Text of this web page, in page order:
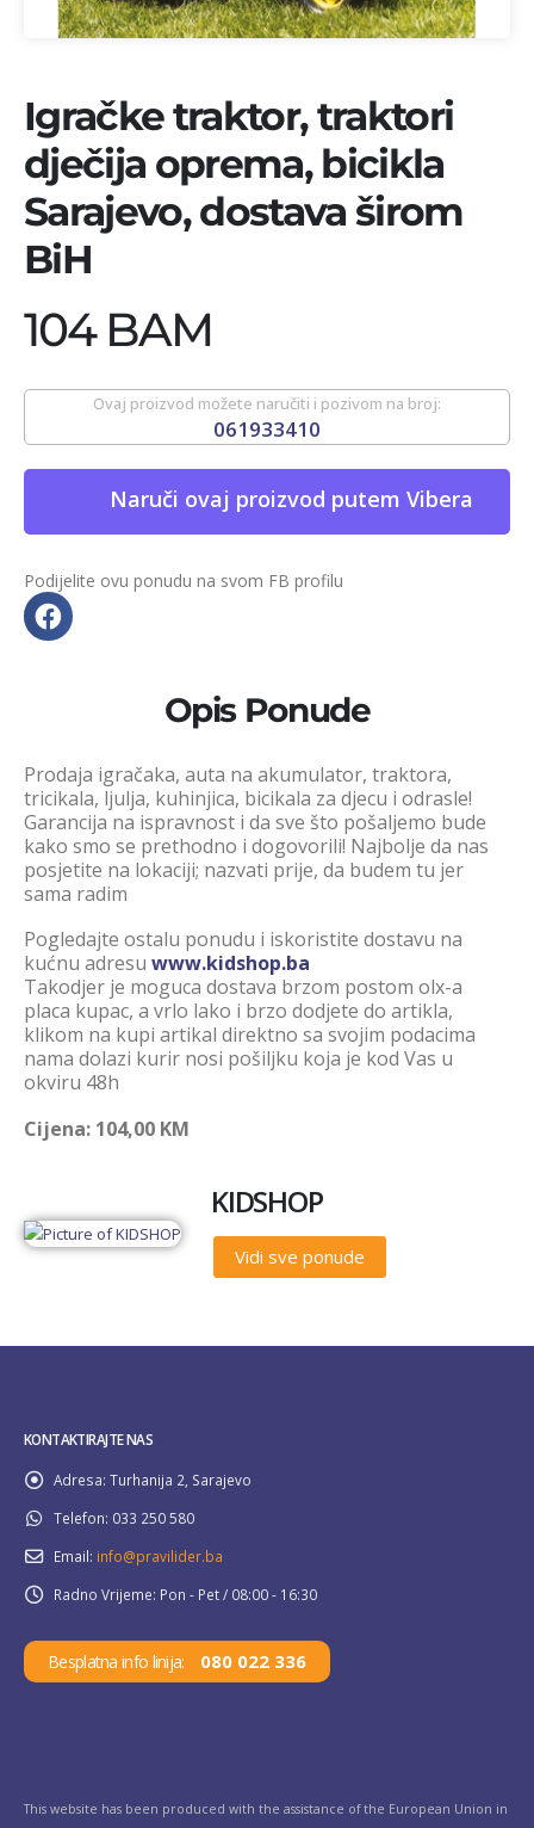
Igračke traktor, traktori
dječija oprema, bicikla
Sarajevo, dostava širom
BiH
104 BAM
Ovaj proizvod možete naručiti i pozivom na broj:
061933410
Naruči ovaj proizvod putem Vibera
Podijelite ovu ponudu na svom FB profilu
Opis Ponude
Prodaja igračaka, auta na akumulator, traktora,
tricikala, ljulja, kuhinjica, bicikala za djecu i odrasle!
Garancija na ispravnost i da sve što pošaljemo bude
kako smo se prethodno i dogovorili! Najbolje da nas
posjetite na lokaciji; nazvati prije, da budem tu jer
sama radim
Pogledajte ostalu ponudu i iskoristite dostavu na
kućnu adresu www.kidshop.ba
Takodjer je moguca dostava brzom postom olx-a
placa kupac, a vrlo lako i brzo dodjete do artikla,
klikom na kupi artikal direktno sa svojim podacima
nama dolazi kurir nosi pošiljku koja je kod Vas u
okviru 48h
Cijena: 104,00 KM
KIDSHOP
Vidi sve ponude
KONTAKTIRAJTE NAS
Adresa: Turhanija 2, Sarajevo
Telefon: 033 250 580
Email: info@pravilider.ba
Radno Vrijeme: Pon - Pet / 08:00 - 16:30
Besplatna info linija: 080 022 336
This website has been produced with the assistance of the European Union in